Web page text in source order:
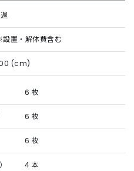
置・解体費含む
(cm)
6 枚
6 枚
6 枚
4 本